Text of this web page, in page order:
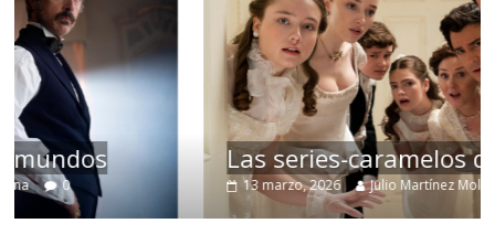
Las series-caramelos de Shondaland
13 marzo, 2026 Julio Martínez Molina 0